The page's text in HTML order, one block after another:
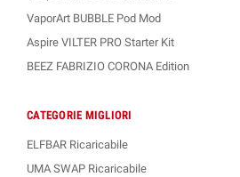
VaporArt BUBBLE Pod Mod
Aspire VILTER PRO Starter Kit
BEEZ FABRIZIO CORONA Edition
CATEGORIE MIGLIORI
ELFBAR Ricaricabile
UMA SWAP Ricaricabile